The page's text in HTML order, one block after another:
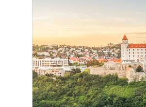
Венгрия
Германия
Греция